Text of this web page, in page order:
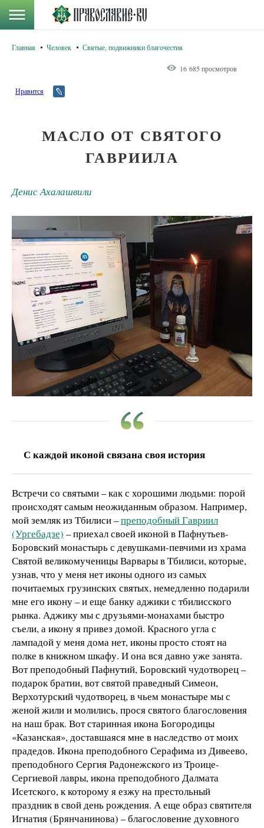
Главная Человек Святые, подвижники благочестия
16 685 просмотров
Нравится
МАСЛО ОТ СВЯТОГО
ГАВРИИЛА
Денис Ахалашвили
С каждой иконой связана своя история
Встречи со святыми – как с хорошими людьми: порой
происходят самым неожиданным образом. Например,
мой земляк из Тбилиси –преподобный Гавриил
(Ургебадзе) – приехал своей иконой в Пафнутьев-
Боровский монастырь с девушками-певчими из храма
Святой великомученицы Варвары в Тбилиси, которые,
узнав, что у меня нет иконы одного из самых
почитаемых грузинских святых, немедленно подарили
мне его икону – и еще банку аджики с тбилисского
рынка. Аджику мы с друзьями-монахами быстро
съели, а икону я привез домой. Красного угла с
лампадой у меня дома нет, иконы просто стоят на
полке в книжном шкафу. И она вся давно уже занята.
Вот преподобный Пафнутий, Боровский чудотворец –
подарок братии, вот святой праведный Симеон,
Верхотурский чудотворец, в чьем монастыре мы с
женой жили и молились, прося святого благословения
на наш брак. Вот старинная икона Богородицы
«Казанская», доставшаяся мне в наследство от моих
прадедов. Икона преподобного Серафима из Дивеево,
преподобного Сергия Радонежского из Троице-
Сергиевой лавры, икона преподобного Далмата
Исетского, к которому я езжу на престольный
праздник в свой день рождения. А еще образ святителя
Игнатия (Брянчанинова) – благословение духовного